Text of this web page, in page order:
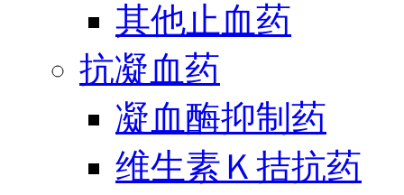
其他止血药
抗凝血药
凝血酶抑制药
维生素Ｋ拮抗药